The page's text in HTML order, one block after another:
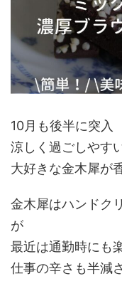
10月も後半に突入
涼しく過ごしやす
大好きな金木犀が
金木犀はハンドク
が
最近は通勤時にも
仕事の辛さも半減